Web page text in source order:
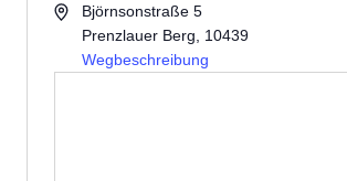
AdresseBjörnsonstraße 5
Prenzlauer Berg
10439
Wegbeschreibung